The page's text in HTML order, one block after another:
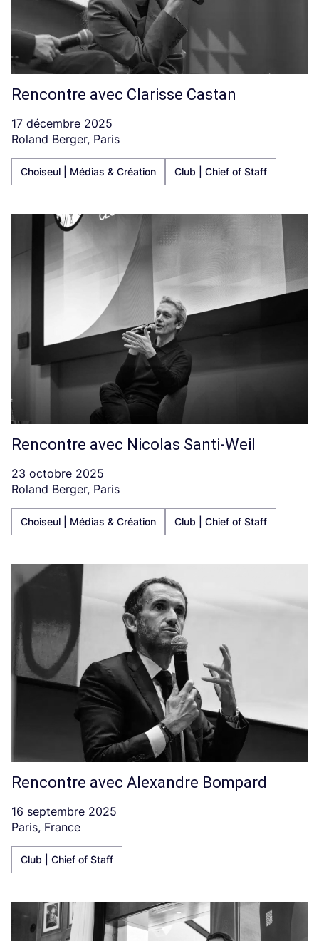
Rencontre avec Clarisse Castan
17 décembre 2025
Roland Berger, Paris
Choiseul | Médias & Création Club | Chief of Staff
Rencontre avec Nicolas Santi-Weil
23 octobre 2025
Roland Berger, Paris
Choiseul | Médias & Création Club | Chief of Staff
Rencontre avec Alexandre Bompard
16 septembre 2025
Paris, France
Club | Chief of Staff